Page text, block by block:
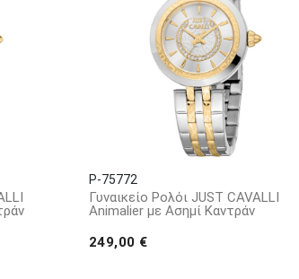
αβίαστα κάθε εμφάνιση και
και εξοπλισμένα με μηχανισμούς
Εξερευνήστε την ποικιλία από Just Cavalli
P-75772
Γυναικείο Ρολόι JUST CAVALLI
Animalier με Ασημί Καντράν
249,00 €